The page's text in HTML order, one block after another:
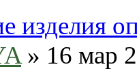
изделия
» 16 мар